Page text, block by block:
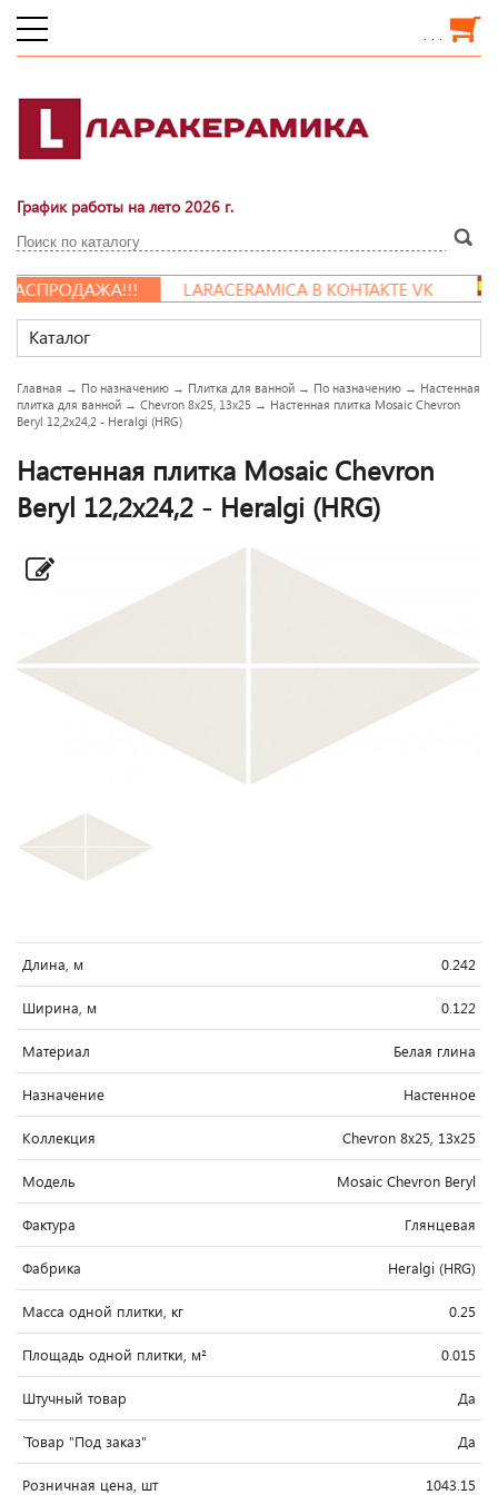
. . .
График работы на лето 2026 г.
LARACERAMICA В КОНТАКТЕ VK
Каталог
Главная → По назначению → Плитка для ванной → По назначению → Настенная
плитка для ванной → Сhevron 8х25, 13х25 → Настенная плитка Mosaic Chevron
Beryl 12,2x24,2 - Heralgi (HRG)
Настенная плитка Mosaic Chevron
Beryl 12,2x24,2 - Heralgi (HRG)
Длина, м 0.242
Ширина, м 0.122
Материал Белая глина
Назначение Настенное
Коллекция Chevron 8x25, 13x25
Модель Mosaic Chevron Beryl
Фактура Глянцевая
Фабрика Heralgi (HRG)
Масса одной плитки, кг 0.25
Площадь одной плитки, м² 0.015
Штучный товар Да
`Товар "Под заказ" Да
Розничная цена, шт 1043.15